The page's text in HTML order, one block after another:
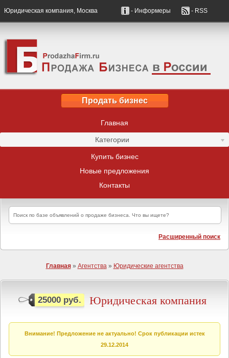
Юридическая компания, Москва - Информеры - RSS
Продать бизнес
Главная
Категории
Купить бизнес
Новые предложения
Контакты
Расширенный поиск
Главная» Агентства» Юридические агентства
25000 руб. Юридическая компания
Внимание! Предложение не актуально! Срок публикации истек
29.12.2014